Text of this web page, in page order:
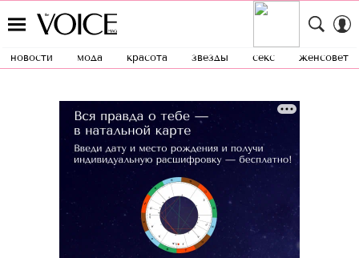
новости мода красота звезды секс женсовет